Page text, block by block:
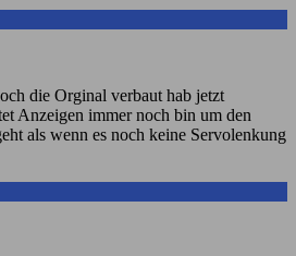
die Orginal verbaut hab jetzt
Anzeigen immer noch bin um den
als wenn es noch keine Servolenkung